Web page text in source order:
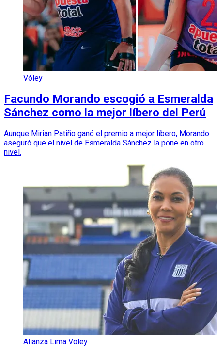
Vóley
Facundo Morando escogió a Esmeralda
Sánchez como la mejor líbero del Perú
Aunque Mirian Patiño ganó el premio a mejor líbero, Morando
aseguró que el nivel de Esmeralda Sánchez la pone en otro
nivel.
Alianza Lima Vóley